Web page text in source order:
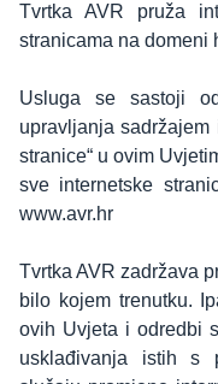
Tvrtka AVR pruža
stranicama na domeni
Usluga se sastoji
upravljanja sadržajem
stranice“ u ovim
sve internetske
www.avr.hr
Tvrtka AVR zadržava
bilo kojem trenutku.
ovih Uvjeta i odredbi
usklađivanja istih s